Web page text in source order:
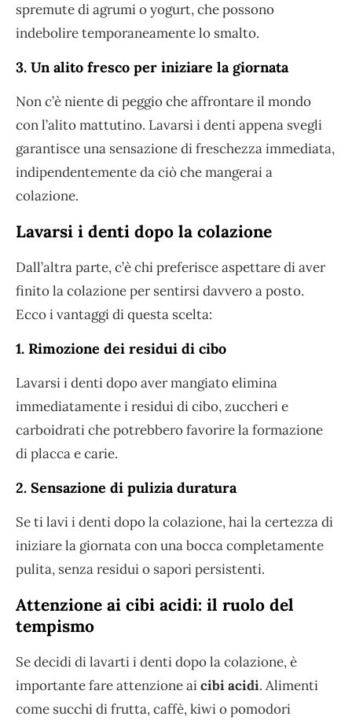
spremute di agrumi o yogurt, che possono
indebolire temporaneamente lo smalto.
3. Un alito fresco per iniziare la giornata
Non c’è niente di peggio che affrontare il mondo
con l’alito mattutino. Lavarsi i denti appena svegli
garantisce una sensazione di freschezza immediata,
indipendentemente da ciò che mangerai a
colazione.
Lavarsi i denti dopo la colazione
Dall’altra parte, c’è chi preferisce aspettare di aver
finito la colazione per sentirsi davvero a posto.
Ecco i vantaggi di questa scelta:
1. Rimozione dei residui di cibo
Lavarsi i denti dopo aver mangiato elimina
immediatamente i residui di cibo, zuccheri e
carboidrati che potrebbero favorire la formazione
di placca e carie.
2. Sensazione di pulizia duratura
Se ti lavi i denti dopo la colazione, hai la certezza di
iniziare la giornata con una bocca completamente
pulita, senza residui o sapori persistenti.
Attenzione ai cibi acidi: il ruolo del
tempismo
Se decidi di lavarti i denti dopo la colazione, è
importante fare attenzione aicibi acidi. Alimenti
come succhi di frutta, caffè, kiwi o pomodori